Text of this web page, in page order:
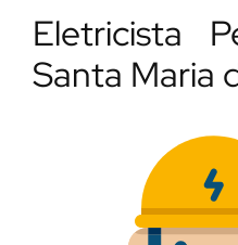
Eletricista
Santa Maria